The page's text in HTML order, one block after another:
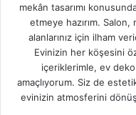
mekân tasarımı
etmeye hazırım.
alanlarınız için ilham
Evinizin her köşesini
içeriklerimle, ev
amaçlıyorum. Siz de
evinizin atmosferini